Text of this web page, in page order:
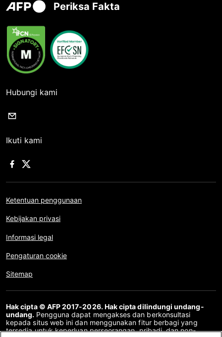
Periksa Fakta
Hubungi kami
Ikuti kami
Ketentuan penggunaan
Kebijakan privasi
Informasi legal
Pengaturan cookie
Sitemap
Hak cipta © AFP 2017-2026. Hak cipta dilindungi undang-
undang. Pengguna dapat mengakses dan berkonsultasi
kepada situs web ini dan menggunakan fitur berbagi yang
tersedia untuk keperluan perseorangan, pribadi, dan non-